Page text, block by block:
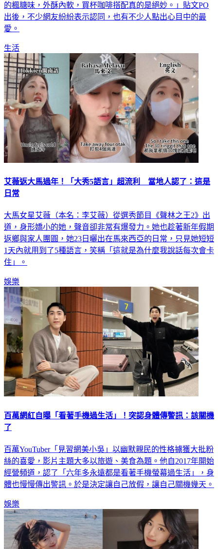
的楓糖味，外酥內軟，買杯咖啡搭配真的是絕妙。」貼文PO
出後，不少網友紛紛表示認同，也有不少人點出心目中的最
愛。
生活
艾薇返大馬過年！「大秀5語言」超流利 當地人認了：這是
日常
大馬女星艾薇（本名：李艾薇）從選秀節目《聲林之王2》出
道，身形嬌小的她，聲音卻非常有爆發力。她也趁著新年假期
返鄉與家人團圓，她23日曬出在馬來西亞的日常，只見她短短
1天內就用到了5種語言，笑稱「這就是為什麼我說話每次會卡
住」。
娛樂
百萬網紅自曝「看著手機過生活」！突認身體傳警訊：該關機
了
百萬YouTuber「見習網美小吳」以幽默親民的性格擄獲大批粉
絲的喜愛，影片主題大多以旅遊、美食為題。他自2017年開始
經營頻道，認了「六年多永遠都是看著手機螢幕過生活」，身
體也慢慢傳出警訊。於是決定讓自己放假，讓自己關機幾天。
娛樂